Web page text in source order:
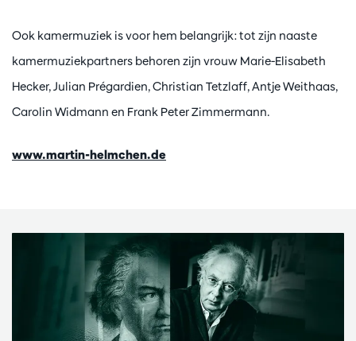
Ook kamermuziek is voor hem belangrijk: tot zijn naaste
kamermuziekpartners behoren zijn vrouw Marie-Elisabeth
Hecker, Julian Prégardien, Christian Tetzlaff, Antje Weithaas,
Carolin Widmann en Frank Peter Zimmermann.
www.martin-helmchen.de